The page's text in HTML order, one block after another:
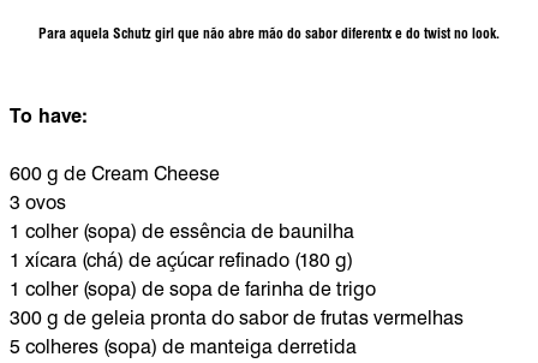
Para aquela Schutz girl que não abre mão do sabor diferentx e do twist no look.
To have:
600 g de Cream Cheese
3 ovos
1 colher (sopa) de essência de baunilha
1 xícara (chá) de açúcar refinado (180 g)
1 colher (sopa) de sopa de farinha de trigo
300 g de geleia pronta do sabor de frutas vermelhas
5 colheres (sopa) de manteiga derretida